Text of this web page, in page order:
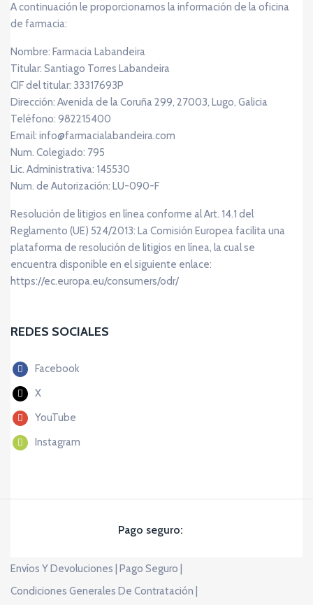
A continuación le proporcionamos la información de la oficina
de farmacia:
Nombre: Farmacia Labandeira
Titular: Santiago Torres Labandeira
CIF del titular: 33317693P
Dirección: Avenida de la Coruña 299, 27003, Lugo, Galicia
Teléfono: 982215400
Email: info@farmacialabandeira.com
Num. Colegiado: 795
Lic. Administrativa: 145530
Num. de Autorización: LU-090-F
Resolución de litigios en línea conforme al Art. 14.1 del
Reglamento (UE) 524/2013: La Comisión Europea facilita una
plataforma de resolución de litigios en línea, la cual se
encuentra disponible en el siguiente enlace:
https://ec.europa.eu/consumers/odr/
REDES SOCIALES
Facebook
X
YouTube
Instagram
Pago seguro:
Envíos Y Devoluciones | Pago Seguro |
Condiciones Generales De Contratación |